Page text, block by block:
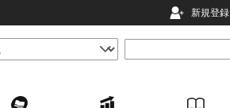
新規登録